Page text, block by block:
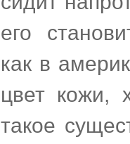
его
как в
цвет кожи,
такое